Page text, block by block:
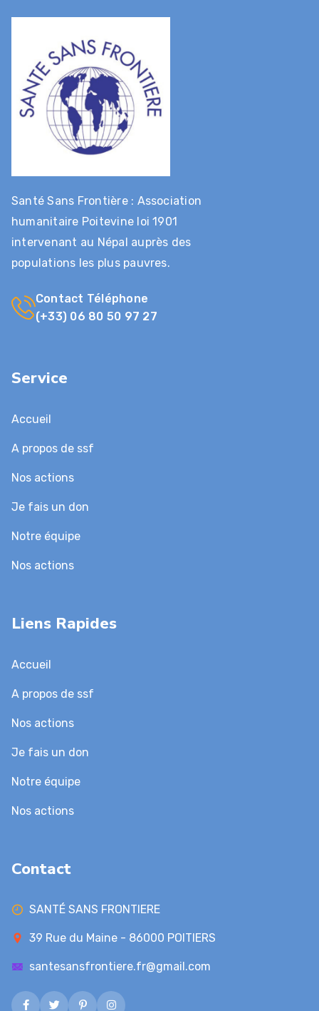
Santé Sans Frontière : Association
humanitaire Poitevine loi 1901
intervenant au Népal auprès des
populations les plus pauvres.
Contact Téléphone
(+33) 06 80 50 97 27
Service
Accueil
A propos de ssf
Nos actions
Je fais un don
Notre équipe
Nos actions
Liens Rapides
Accueil
A propos de ssf
Nos actions
Je fais un don
Notre équipe
Nos actions
Contact
SANTÉ SANS FRONTIERE
39 Rue du Maine - 86000 POITIERS
santesansfrontiere.fr@gmail.com